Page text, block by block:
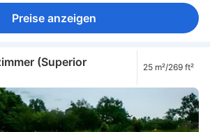
Preise anzeigen
(Superior
25 m²/269 ft²